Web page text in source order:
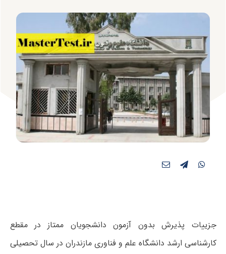
جزییات پذیرش بدون آزمون دانشجویان ممتاز در مقطع
کارشناسی ارشد دانشگاه علم و فناوری مازندران در سال تحصیلی